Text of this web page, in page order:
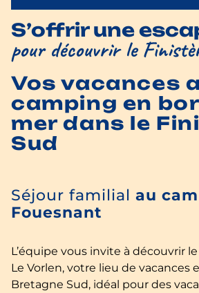
S’offrir une
pour découvrir le
Vos vacances
camping en
mer dans le
Sud
Séjour familial au
Fouesnant
L’équipe vous invite à découvrir
Le Vorlen, votre lieu de vacances
Bretagne Sud, idéal pour des